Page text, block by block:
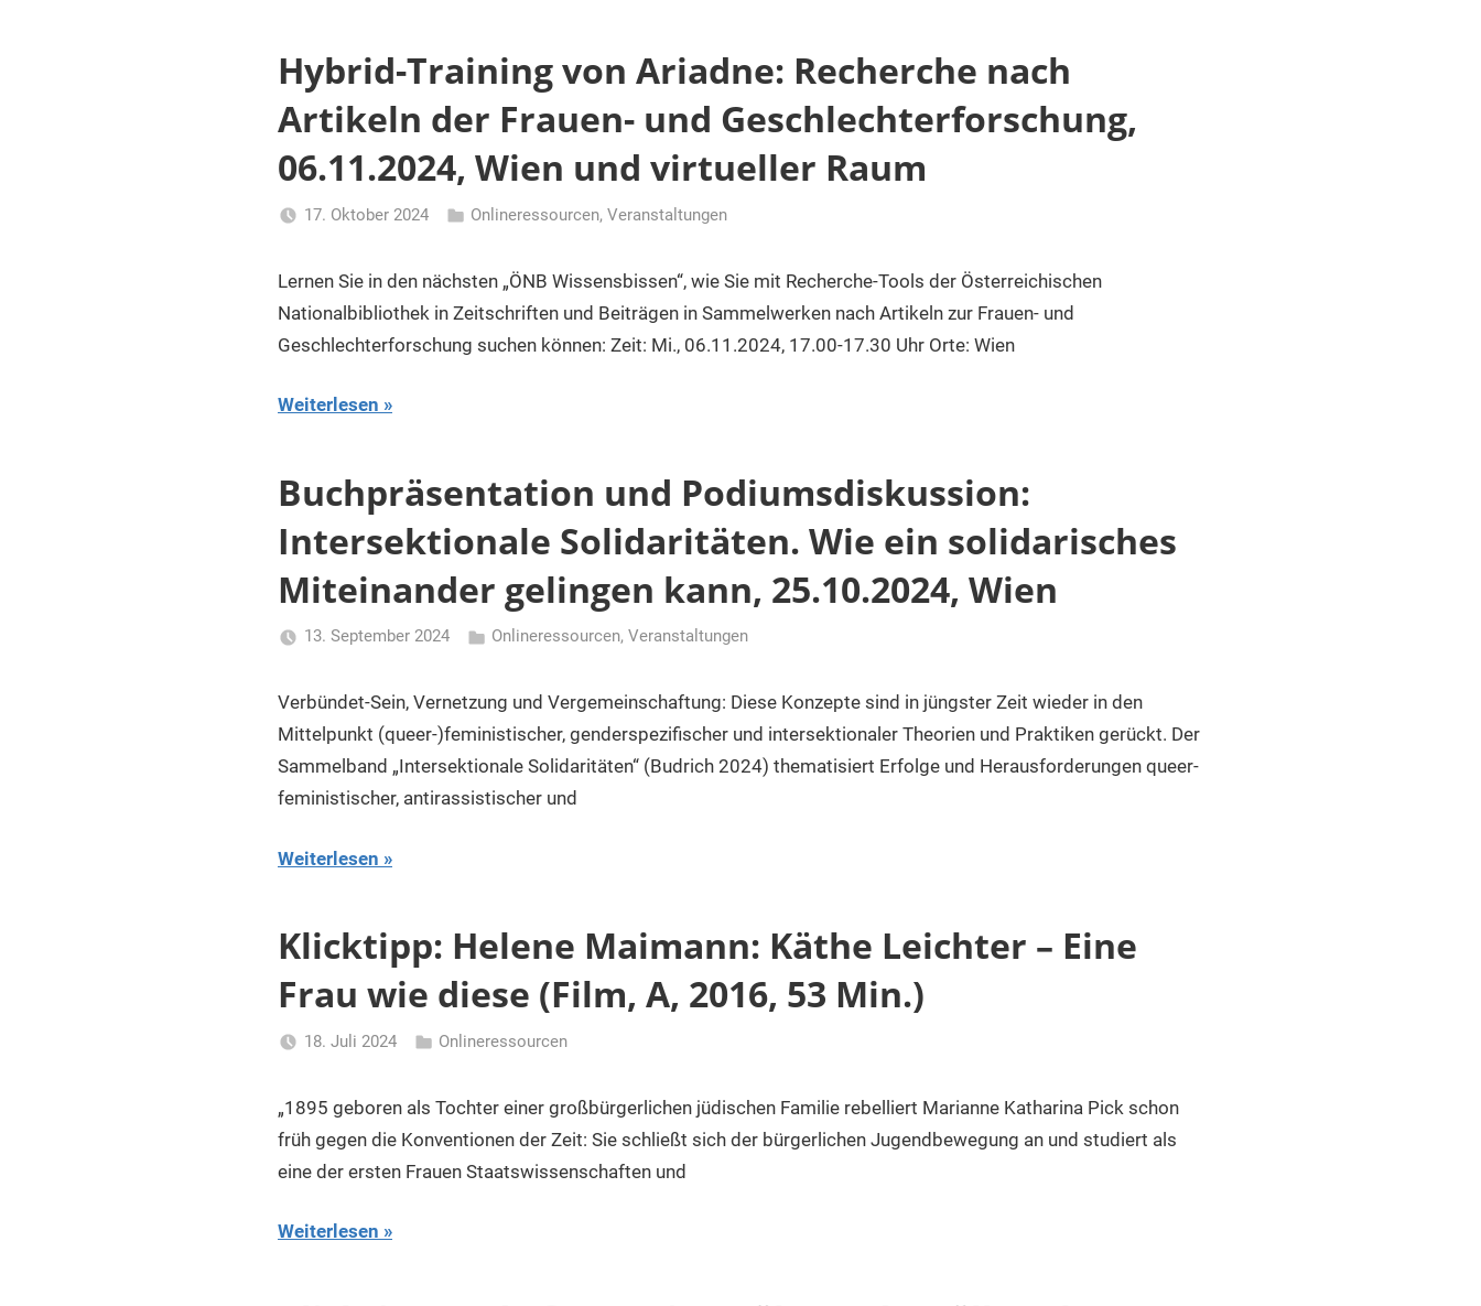
Hybrid-Training von Ariadne: Recherche nach
Artikeln der Frauen- und Geschlechterforschung,
06.11.2024, Wien und virtueller Raum
17. Oktober 2024
Gerhalter
Onlineressourcen, Veranstaltungen
Lernen Sie in den nächsten „ÖNB Wissensbissen“, wie Sie mit Recherche-Tools der Österreichischen
Nationalbibliothek in Zeitschriften und Beiträgen in Sammelwerken nach Artikeln zur Frauen- und
Geschlechterforschung suchen können: Zeit: Mi., 06.11.2024, 17.00-17.30 Uhr Orte: Wien
Weiterlesen
Buchpräsentation und Podiumsdiskussion:
Intersektionale Solidaritäten. Wie ein solidarisches
Miteinander gelingen kann, 25.10.2024, Wien
13. September 2024
Gerhalter
Onlineressourcen, Veranstaltungen
Verbündet-Sein, Vernetzung und Vergemeinschaftung: Diese Konzepte sind in jüngster Zeit wieder in den
Mittelpunkt (queer-)feministischer, genderspezifischer und intersektionaler Theorien und Praktiken gerückt. Der
Sammelband „Intersektionale Solidaritäten“ (Budrich 2024) thematisiert Erfolge und Herausforderungen queer-
feministischer, antirassistischer und
Weiterlesen
Klicktipp: Helene Maimann: Käthe Leichter – Eine
Frau wie diese (Film, A, 2016, 53 Min.)
18. Juli 2024
Gerhalter
Onlineressourcen
„1895 geboren als Tochter einer großbürgerlichen jüdischen Familie rebelliert Marianne Katharina Pick schon
früh gegen die Konventionen der Zeit: Sie schließt sich der bürgerlichen Jugendbewegung an und studiert als
eine der ersten Frauen Staatswissenschaften und
Weiterlesen